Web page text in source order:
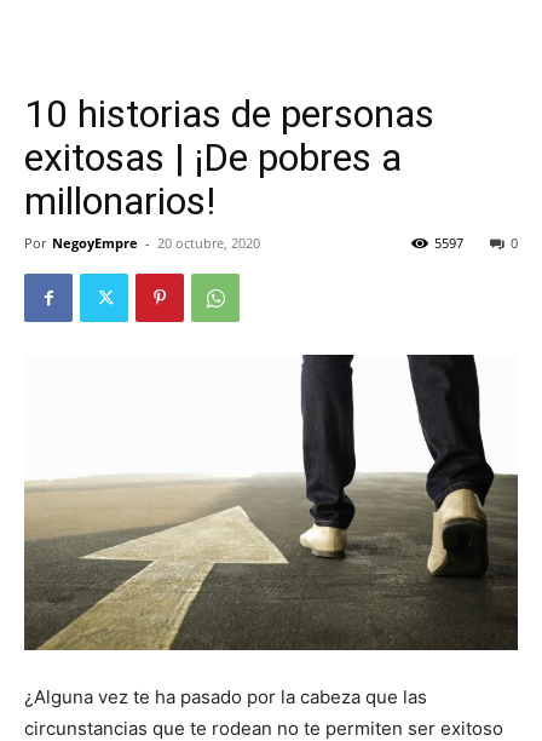
10 historias de personas
exitosas | ¡De pobres a
millonarios!
Por NegoyEmpre - 20 octubre, 2020 0
5597
¿Alguna vez te ha pasado por la cabeza que las
circunstancias que te rodean no te permiten ser exitoso